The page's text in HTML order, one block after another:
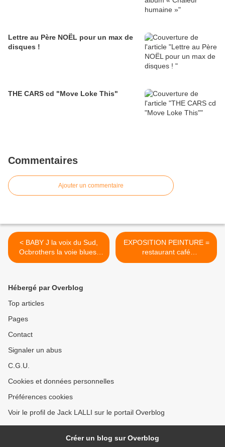
Lettre au Père NOËL pour un max de
disques !
THE CARS cd "Move Loke This"
Commentaires
Ajouter un commentaire
< BABY J la voix du Sud,
Ocbrothers la voie blues.
Une famille soul, et
EXPOSITION PEINTURE =
restaurant café
BIOGSTORE 35 avenue
Hébergé par Overblog
Top articles
Pages
Contact
Signaler un abus
C.G.U.
Cookies et données personnelles
Préférences cookies
Voir le profil de Jack LALLI sur le portail Overblog
Créer un blog sur Overblog